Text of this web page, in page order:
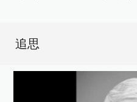
追思